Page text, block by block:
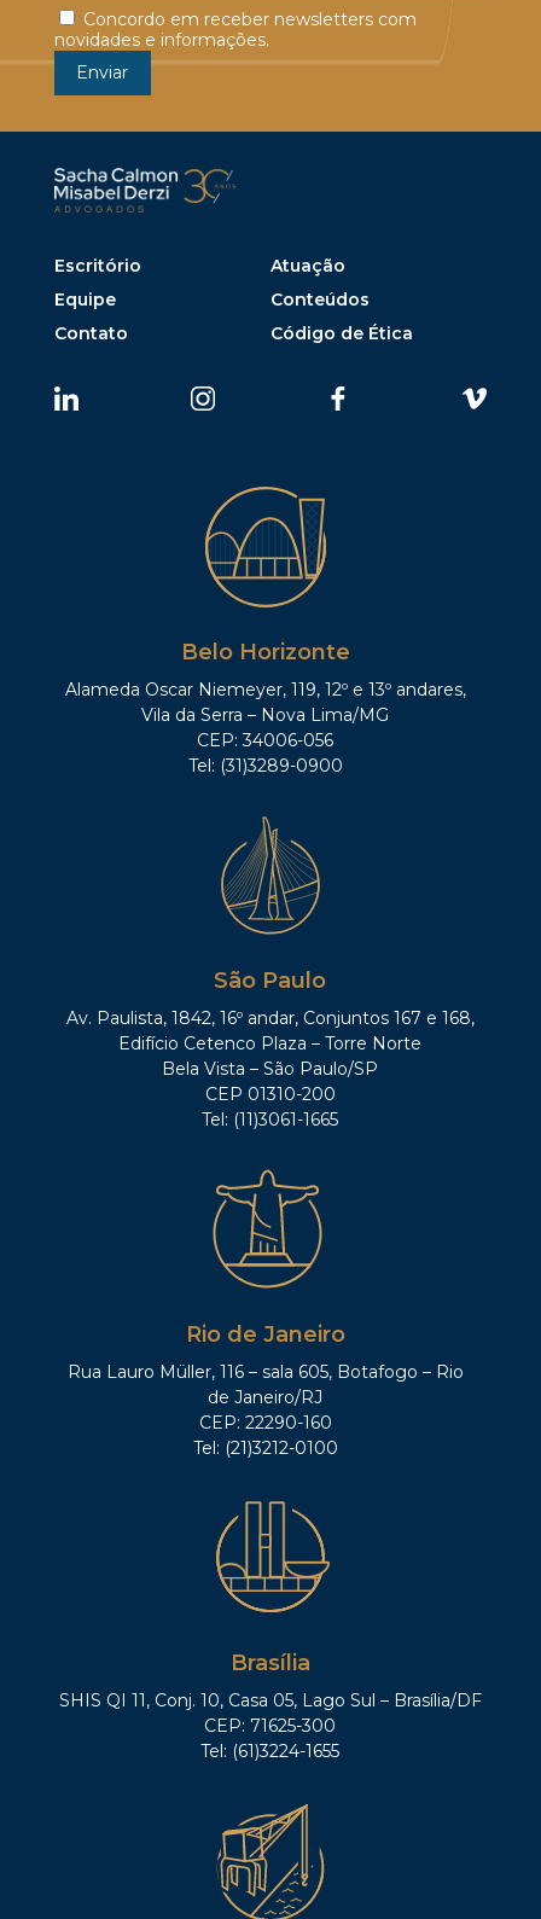
Concordo em receber newsletters com
novidades e informações.
Escritório
Atuação
Equipe
Conteúdos
Contato
Código de Ética
Belo Horizonte
Alameda Oscar Niemeyer, 119, 12º e 13º andares,
Vila da Serra – Nova Lima/MG
CEP: 34006-056
Tel: (31)3289-0900
São Paulo
Av. Paulista, 1842, 16º andar, Conjuntos 167 e 168,
Edifício Cetenco Plaza – Torre Norte
Bela Vista – São Paulo/SP
CEP 01310-200
Tel: (11)3061-1665
Rio de Janeiro
Rua Lauro Müller, 116 – sala 605, Botafogo – Rio
de Janeiro/RJ
CEP: 22290-160
Tel: (21)3212-0100
Brasília
SHIS QI 11, Conj. 10, Casa 05, Lago Sul – Brasília/DF
CEP: 71625-300
Tel: (61)3224-1655